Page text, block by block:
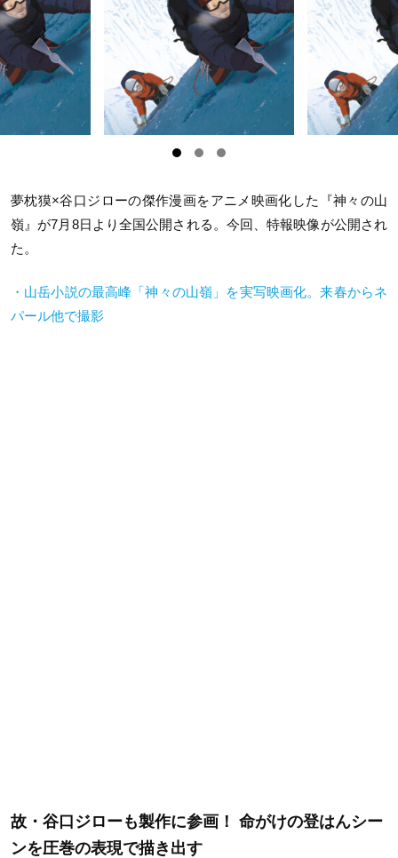
夢枕獏×谷口ジローの傑作漫画をアニメ映画化した『神々の山
嶺』が7月 8日より全国公開される。今回、特報映像が公開され
た。
・山岳小説の最高峰「神々の山嶺」を実写映画化。来春からネ
パール他で撮影
故・谷口ジローも製作に参画！ 命がけの登はんシー
ンを圧巻の表現で描き出す